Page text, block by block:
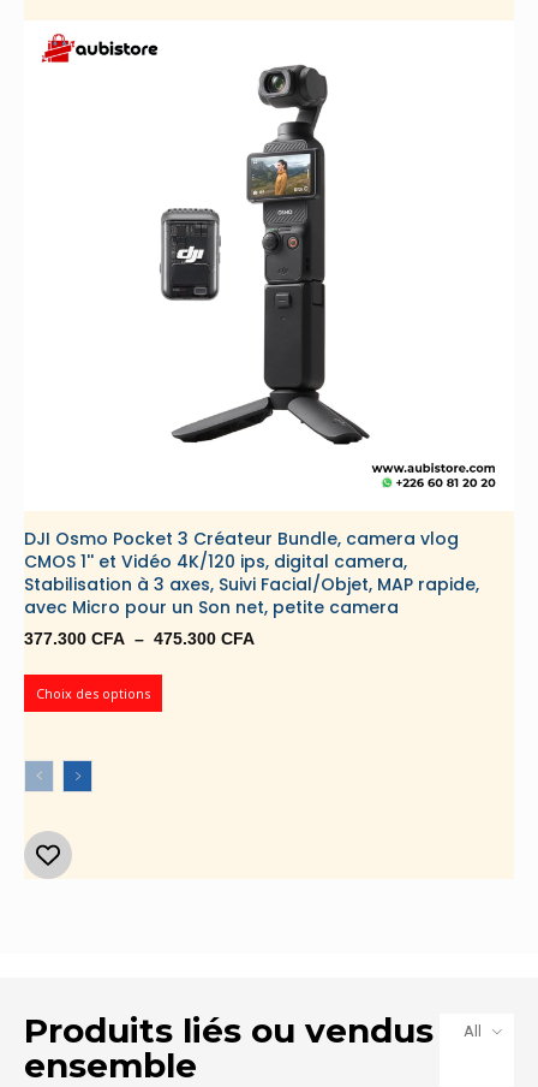
DJI Osmo Pocket 3 Créateur Bundle, camera vlog
CMOS 1'' et Vidéo 4K/120 ips, digital camera,
Stabilisation à 3 axes, Suivi Facial/Objet, MAP rapide,
avec Micro pour un Son net, petite camera
377.300 CFA – 475.300 CFA
Choix des options
Produits liés ou vendus
ensemble
All